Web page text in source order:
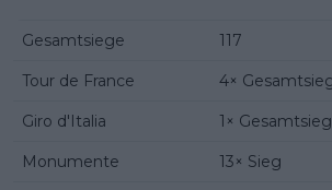
Gesamtsiege 117
Tour de France 4×
Giro d'Italia 1×
Monumente 13× Sieg